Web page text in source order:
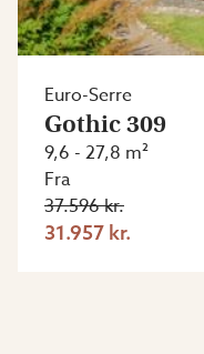
Euro-Serre
Gothic 309
9,6 - 27,8 m²
Fra
37.596 kr.
31.957 kr.